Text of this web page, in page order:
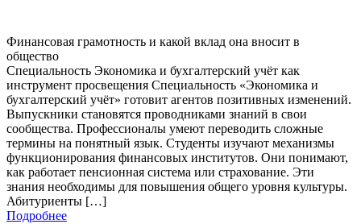
Финансовая грамотность и какой вклад она вносит в
общество
Специальность Экономика и бухгалтерский учёт как
инструмент просвещения Специальность «Экономика и
бухгалтерский учёт» готовит агентов позитивных изменений.
Выпускники становятся проводниками знаний в свои
сообщества. Профессионалы умеют переводить сложные
термины на понятный язык. Студенты изучают механизмы
функционирования финансовых институтов. Они понимают,
как работает пенсионная система или страхование. Эти
знания необходимы для повышения общего уровня культуры.
Абитуриенты […]
Подробнее